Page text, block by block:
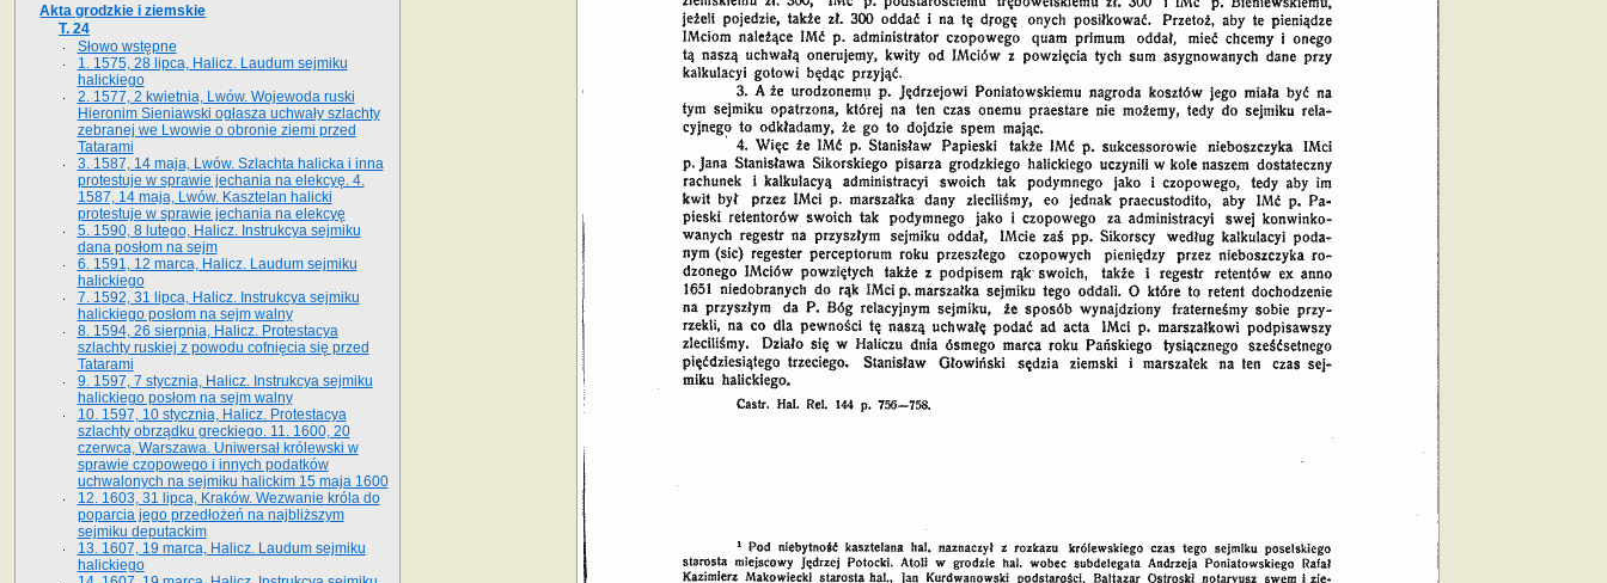
Akta grodzkie i ziemskie
T. 24
Słowo wstępne
1. 1575, 28 lipca, Halicz. Laudum sejmiku
halickiego
2. 1577, 2 kwietnia, Lwów. Wojewoda ruski
Hieronim Sieniawski ogłasza uchwały szlachty
zebranej we Lwowie o obronie ziemi przed
Tatarami
3. 1587, 14 maja, Lwów. Szlachta halicka i inna
protestuje w sprawie jechania na elekcyę. 4.
1587, 14 maja, Lwów. Kasztelan halicki
protestuje w sprawie jechania na elekcyę
5. 1590, 8 lutego, Halicz. Instrukcya sejmiku
dana posłom na sejm
6. 1591, 12 marca, Halicz. Laudum sejmiku
halickiego
7. 1592, 31 lipca, Halicz. Instrukcya sejmiku
halickiego posłom na sejm walny
8. 1594, 26 sierpnia, Halicz. Protestacya
szlachty ruskiej z powodu cofnięcia się przed
Tatarami
9. 1597, 7 stycznia, Halicz. Instrukcya sejmiku
halickiego posłom na sejm walny
10. 1597, 10 stycznia, Halicz. Protestacya
szlachty obrządku greckiego. 11. 1600, 20
czerwca, Warszawa. Uniwersał królewski w
sprawie czopowego i innych podatków
uchwalonych na sejmiku halickim 15 maja 1600
12. 1603, 31 lipca, Kraków. Wezwanie króla do
poparcia jego przedłożeń na najbliższym
sejmiku deputackim
13. 1607, 19 marca, Halicz. Laudum sejmiku
halickiego